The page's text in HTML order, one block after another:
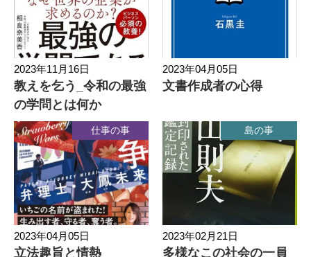
2023年11月16日
教えを乞う_令和の最強
の学問とは何か
2023年04月05日
文書作成者の心得
仕事の事
2023年04月05日
立法趣旨と情熱
島の事
2023年02月21日
多様なこの社会の一員